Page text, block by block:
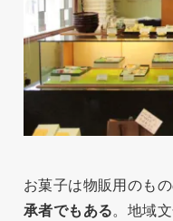
お菓子は物販用のも
承者でもある。地域